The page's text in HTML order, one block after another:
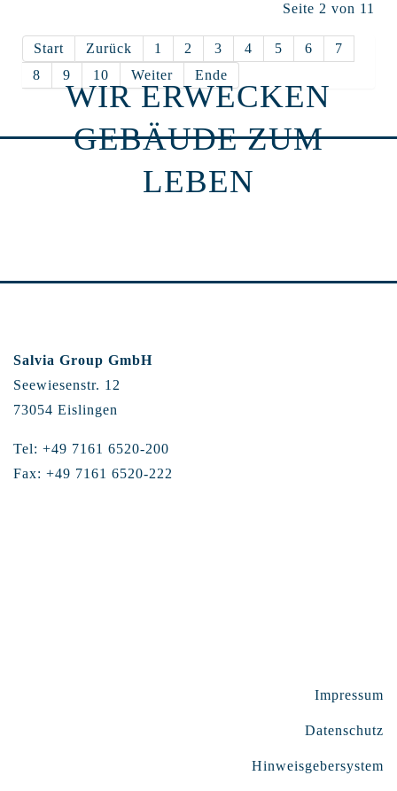
Seite 2 von 11
Start Zurück 1 2 3 4 5 6
7
8
9 10 Weiter Ende
WIR ERWECKEN
GEBÄUDE ZUM
LEBEN
Salvia Group GmbH
Seewiesenstr. 12
73054 Eislingen
Tel: +49 7161 6520-200
Fax: +49 7161 6520-222
Impressum
Datenschutz
Hinweisgebersystem